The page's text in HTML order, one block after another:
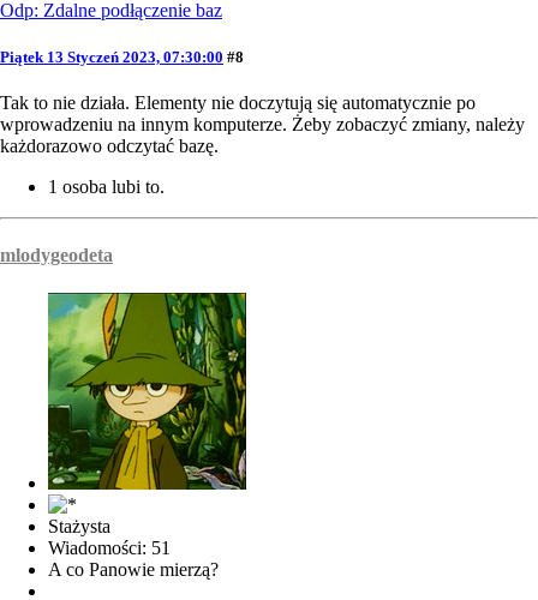
Odp: Zdalne podłączenie baz
Piątek 13 Styczeń 2023, 07:30:00 #8
Tak to nie działa. Elementy nie doczytują się automatycznie po
wprowadzeniu na innym komputerze. Żeby zobaczyć zmiany, należy
każdorazowo odczytać bazę.
1 osoba lubi to.
mlodygeodeta
Stażysta
Wiadomości: 51
A co Panowie mierzą?